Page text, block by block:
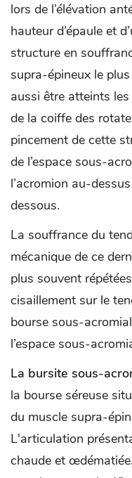
lors de l’élévation
hauteur d’épaule et
structure en
supra-épineux le
aussi être atteints
de la coiffe des
pincement de cette
de l’espace sous-
l’acromion au-
dessous.
La souffrance du
mécanique de ce
plus souvent
cisaillement sur le
bourse sous-
l’espace sous-
La bursite sous-
la bourse séreuse
du muscle supra-
L'articulation
chaude et œdématiée.